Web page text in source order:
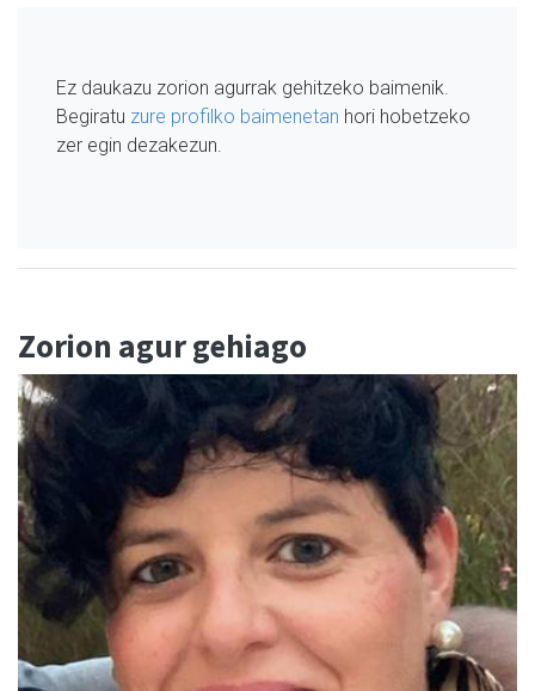
Ez daukazu zorion agurrak gehitzeko baimenik.
Begiratu zure profilko baimenetan hori hobetzeko
zer egin dezakezun.
Zorion agur gehiago